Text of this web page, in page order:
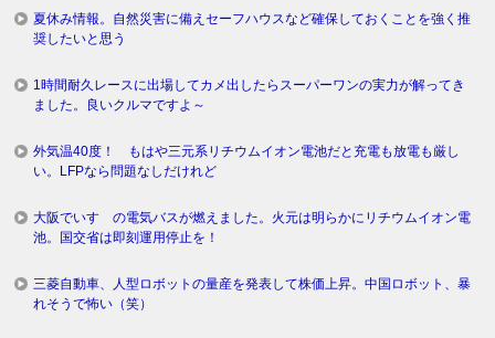
夏休み情報。自然災害に備えセーフハウスなど確保しておくことを強く推
奨したいと思う
1時間耐久レースに出場してカメ出したらスーパーワンの実力が解ってき
ました。良いクルマですよ～
外気温40度！ もはや三元系リチウムイオン電池だと充電も放電も厳し
い。LFPなら問題なしだけれど
大阪でいすゞの電気バスが燃えました。火元は明らかにリチウムイオン電
池。国交省は即刻運用停止を！
三菱自動車、人型ロボットの量産を発表して株価上昇。中国ロボット、暴
れそうで怖い（笑）